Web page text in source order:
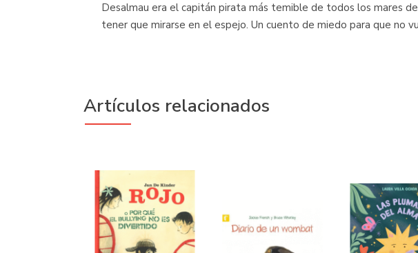
Desalmau era el capitán pirata más temible de todos los mares
tener que mirarse en el espejo. Un cuento de miedo para que no
Artículos relacionados